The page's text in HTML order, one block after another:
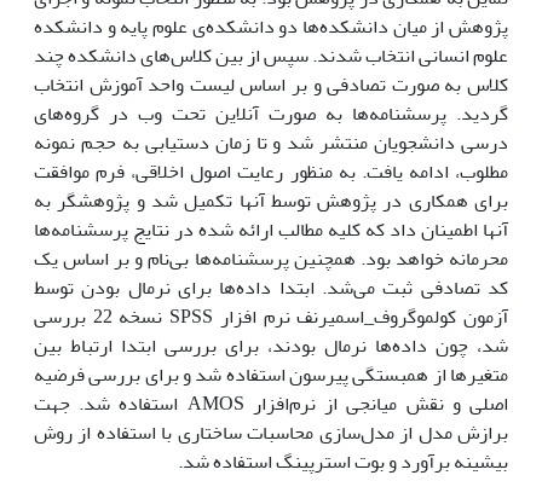
پژوهش از میان دانشکده‌ها دو دانشکده‌ی علوم پایه و دانشکده
علوم انسانی انتخاب شدند. سپس از بین کلاس‌های دانشکده چند
کلاس به صورت تصادفی و بر اساس لیست واحد آموزش انتخاب
گردید. پرسشنامه‌ها به صورت آنلاین تحت وب در گروه‌های
درسی دانشجویان منتشر شد و تا زمان دستیابی به حجم نمونه
مطلوب، ادامه یافت. به منظور رعایت اصول اخلاقی، فرم موافقت
برای همکاری در پژوهش توسط آنها تکمیل شد و پژوهشگر به
آنها اطمینان داد که کلیه مطالب ارائه شده در نتایج پرسشنامه‌ها
محرمانه خواهد بود. همچنین پرسشنامه‌ها بی‌نام و بر اساس یک
کد تصادفی ثبت می‌شد. ابتدا داده‌ها برای نرمال بودن توسط
آزمون کولموگروف_اسمیرنف نرم افزار SPSS نسخه 22 بررسی
شد، چون داده‌ها نرمال بودند، برای بررسی ابتدا ارتباط بین
متغیرها از همبستگی پیرسون استفاده شد و برای بررسی فرضیه
اصلی و نقش میانجی از نرم‌افزار AMOS استفاده شد. جهت
برازش مدل از مدل‌سازی محاسبات ساختاری با استفاده از روش
بیشینه برآورد و بوت استرپینگ استفاده شد.